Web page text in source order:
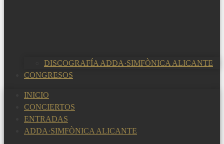
DISCOGRAFÍA ADDA·SIMFÒNICA ALICANTE
CONGRESOS
INICIO
CONCIERTOS
ENTRADAS
ADDA·SIMFÒNICA ALICANTE